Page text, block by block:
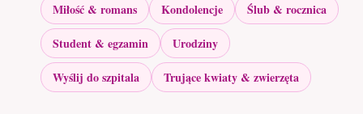
Miłość & romans Kondolencje
Ślub & rocznica
Student & egzamin
Urodziny
Wyślij do szpitala
Trujące kwiaty & zwierzęta